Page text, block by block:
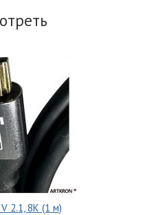
2.1, 8K (1 м)